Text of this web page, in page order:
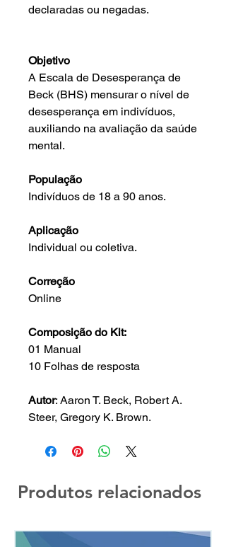
declaradas ou negadas.
Objetivo
A Escala de Desesperança de
Beck (BHS) mensurar o nível de
desesperança em indivíduos,
auxiliando na avaliação da saúde
mental.
População
Indivíduos de 18 a 90 anos.
Aplicação
Individual ou coletiva.
Correção
Online
Composição do Kit:
01 Manual
10 Folhas de resposta
Autor: Aaron T. Beck, Robert A.
Steer, Gregory K. Brown.
Produtos relacionados